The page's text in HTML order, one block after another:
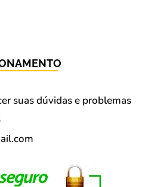
suas dúvidas e problemas